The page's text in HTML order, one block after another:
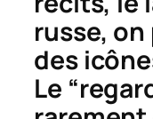
russe, on
des
Le